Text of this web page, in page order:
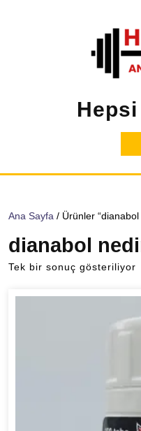
Ana Sayfa / Ürünler
dianabol
Tek bir sonuç gösteriliyor